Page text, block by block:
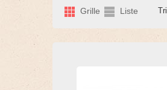
Grille Liste Tri